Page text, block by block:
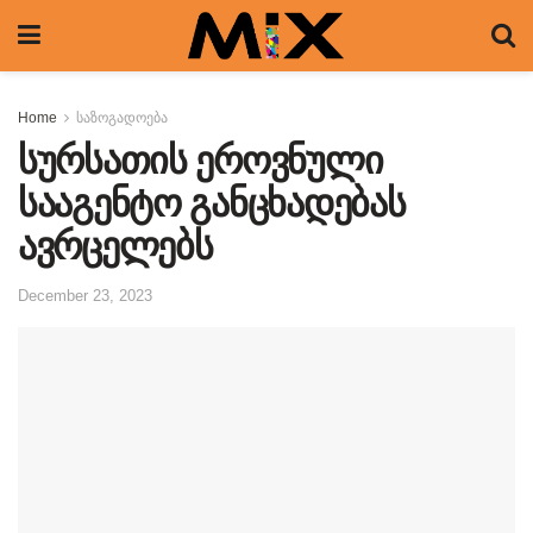
Home საზოგადოება
სურსათის ეროვნული
სააგენტო განცხადებას
ავრცელებს
December 23, 2023